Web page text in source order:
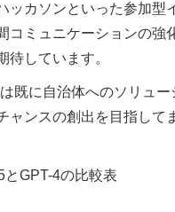
ッカソンといった参加型
コミュニケーションの強
待しています。
既に自治体へのソリュ
ャンスの創出を目指して
とGPT-4の比較表